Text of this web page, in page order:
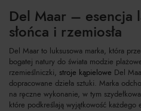
Del Maar – esencja
słońca i rzemiosła
Del Maar to luksusowa marka, która
bogatej natury do świata modzie
rzemieślniczki, stroje kąpielowe Del
dopracowane dzieła sztuki. Marka
na ręczne wykonanie, w tym
które podkreślają wyjątkowość każdego